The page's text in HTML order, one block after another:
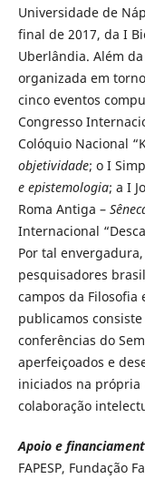
Universidade de
final de 2017, da I
Uberlândia. Além da
organizada em
cinco eventos
Congresso
Colóquio Nacional
objetividade; o I
e epistemologia; a I
Roma Antiga –
Internacional
Por tal
pesquisadores
campos da Filosofia
publicamos
conferências do
aperfeiçoados e
iniciados na própria
colaboração
Apoio e
FAPESP, Fundação